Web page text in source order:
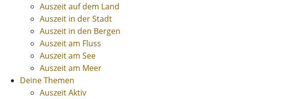
Auszeit auf dem Land
Auszeit in der Stadt
Auszeit in den Bergen
Auszeit am Fluss
Auszeit am See
Auszeit am Meer
Deine Themen
Auszeit Aktiv